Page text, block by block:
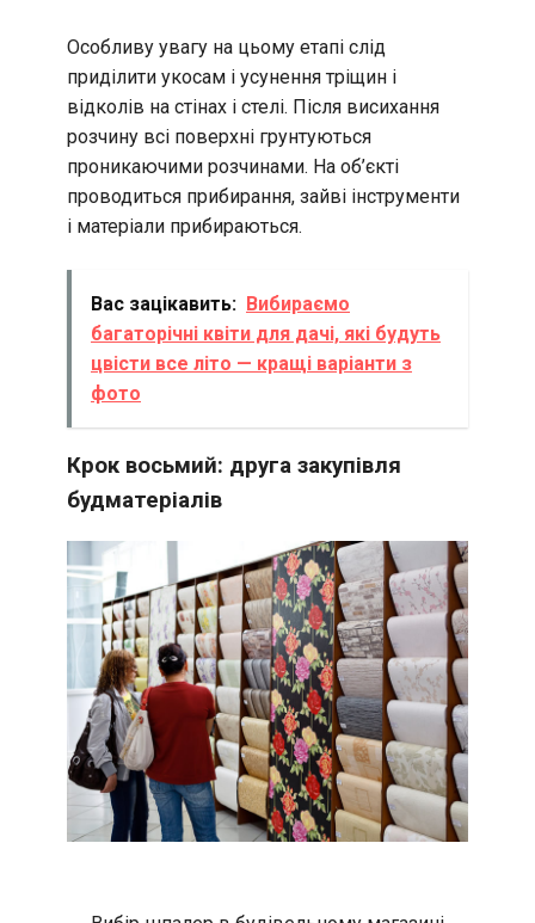
Особливу увагу на цьому етапі слід
приділити укосам і усунення тріщин і
відколів на стінах і стелі. Після висихання
розчину всі поверхні грунтуються
проникаючими розчинами. На об’єкті
проводиться прибирання, зайві інструменти
і матеріали прибираються.
Вас зацікавить: Вибираємо
багаторічні квіти для дачі, які будуть
цвісти все літо — кращі варіанти з
фото
Крок восьмий: друга закупівля
будматеріалів